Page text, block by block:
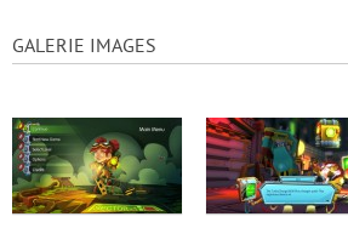
GALERIE IMAGES